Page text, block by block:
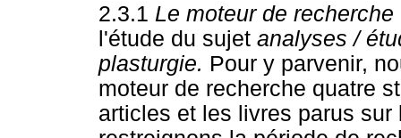
2.3.1 Le moteur de
l'étude du sujet analyses /
plasturgie. Pour y parvenir,
moteur de recherche quatre
articles et les livres parus